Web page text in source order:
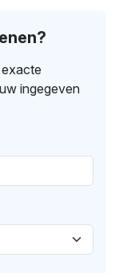
ingegeven